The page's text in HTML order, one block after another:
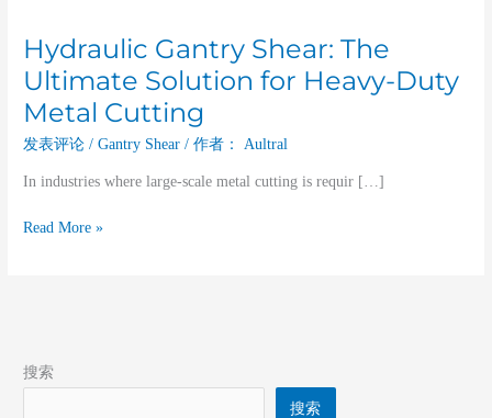
Hydraulic Gantry Shear: The
Ultimate Solution for Heavy-Duty
Metal Cutting
发表评论 /Gantry Shear / 作者： Aultral
In industries where large-scale metal cutting is requir […]
Read More »
搜索
搜索